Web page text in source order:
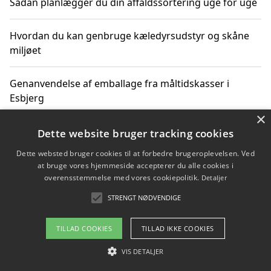
Hvordan du kan genbruge kæledyrsudstyr og skåne
miljøet
Genanvendelse af emballage fra måltidskasser i
Esbjerg
Sådan kan du kombinere affaldssortering med rejser
Hvordan affaldssortering kan bidrage til co2 reduktion
Copyright 2026 - Pilanto Aps
Om / kontakt
Blog Betingelser
×
Dette website bruger tracking cookies
Dette websted bruger cookies til at forbedre brugeroplevelsen. Ved
at bruge vores hjemmeside accepterer du alle cookies i
overensstemmelse med vores cookiepolitik. Detaljer
STRENGT NØDVENDIGE
TILLAD COOKIES TILLAD IKKE COOKIES
VIS DETALJER